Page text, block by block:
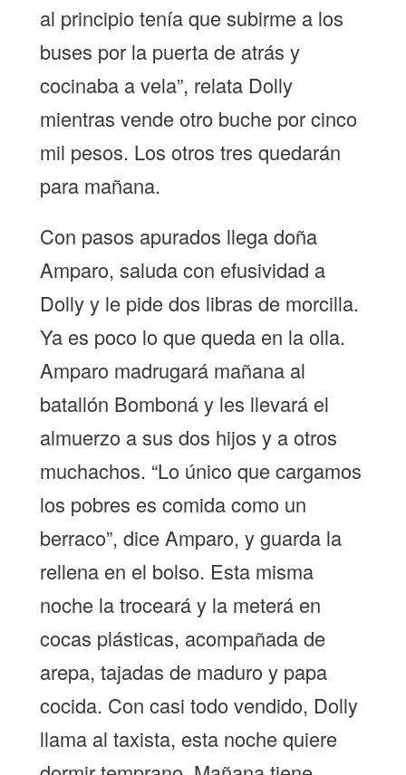
al principio tenía que subirme a los
buses por la puerta de atrás y
cocinaba a vela”, relata Dolly
mientras vende otro buche por cinco
mil pesos. Los otros tres quedarán
para mañana.
Con pasos apurados llega doña
Amparo, saluda con efusividad a
Dolly y le pide dos libras de morcilla.
Ya es poco lo que queda en la olla.
Amparo madrugará mañana al
batallón Bomboná y les llevará el
almuerzo a sus dos hijos y a otros
muchachos. “Lo único que cargamos
los pobres es comida como un
berraco”, dice Amparo, y guarda la
rellena en el bolso. Esta misma
noche la troceará y la meterá en
cocas plásticas, acompañada de
arepa, tajadas de maduro y papa
cocida. Con casi todo vendido, Dolly
llama al taxista, esta noche quiere